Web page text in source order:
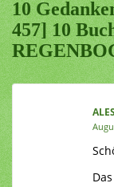
10
457] 10